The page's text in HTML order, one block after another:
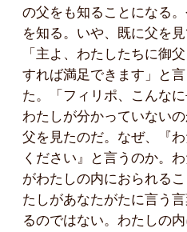
の父をも知ることになる
を知る。いや、既に父を
「主よ、わたしたちに御
すれば満足できます」と
た。「フィリポ、こんな
わたしが分かっていない
父を見たのだ。なぜ、『
ください』と言うのか。
がわたしの内におられる
たしがあなたがたに言う
るのではない。わたしの